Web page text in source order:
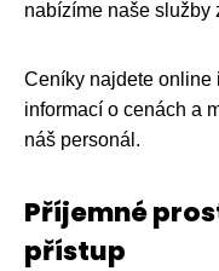
nabízíme naše služby
Ceníky najdete online
informací o cenách a
náš personál.
Příjemné
přístup